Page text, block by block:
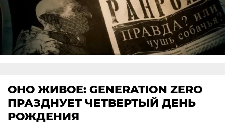
ОНО ЖИВОЕ: GENERATION ZERO
ПРАЗДНУЕТ ЧЕТВЕРТЫЙ ДЕНЬ
РОЖДЕНИЯ